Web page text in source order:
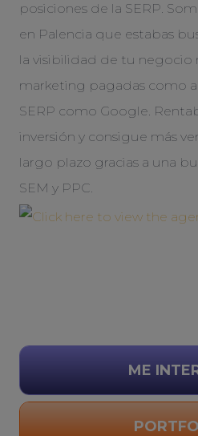
posiciones de la SERP.
en Palencia que estabas
la visibilidad de tu negocio
marketing pagadas como
SERP como Google.
inversión y consigue más
largo plazo gracias a una
SEM y PPC.
ME